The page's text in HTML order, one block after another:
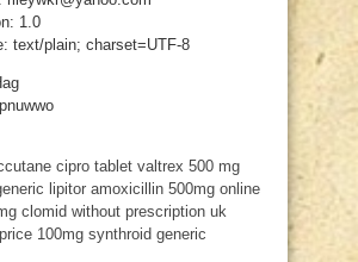
1.0
text/plain; charset=UTF-8
cipro tablet valtrex 500 mg
lipitor amoxicillin 500mg online
clomid without prescription uk
100mg synthroid generic